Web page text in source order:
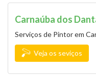
Carnaúba dos
Serviços de Pintor em
Veja os seviços